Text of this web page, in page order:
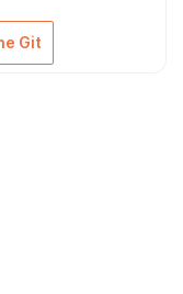
Git